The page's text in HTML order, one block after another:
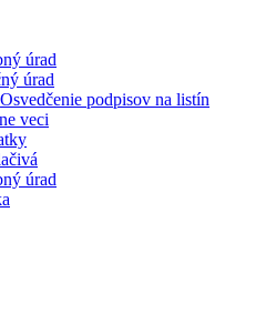
úrad
úrad
Osvedčenie podpisov na listín
veci
úrad